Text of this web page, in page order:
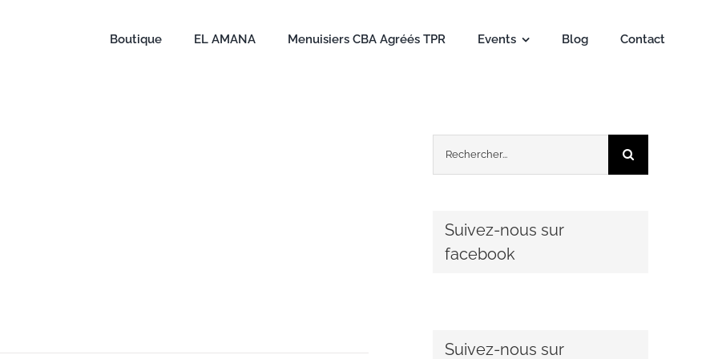
Boutique EL AMANA Menuisiers CBA Agréés TPR Events Blog Contact
Rechercher:
Suivez-nous sur
facebook
Suivez-nous sur